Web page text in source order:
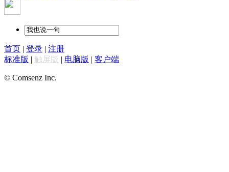
首页 | 登录 | 注册
标准版 | 触屏版 | 电脑版 | 客户端
© Comsenz Inc.